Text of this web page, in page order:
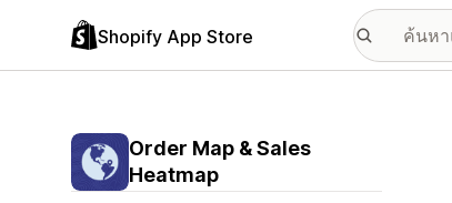
Shopify App Store
Order Map & Sales
Heatmap